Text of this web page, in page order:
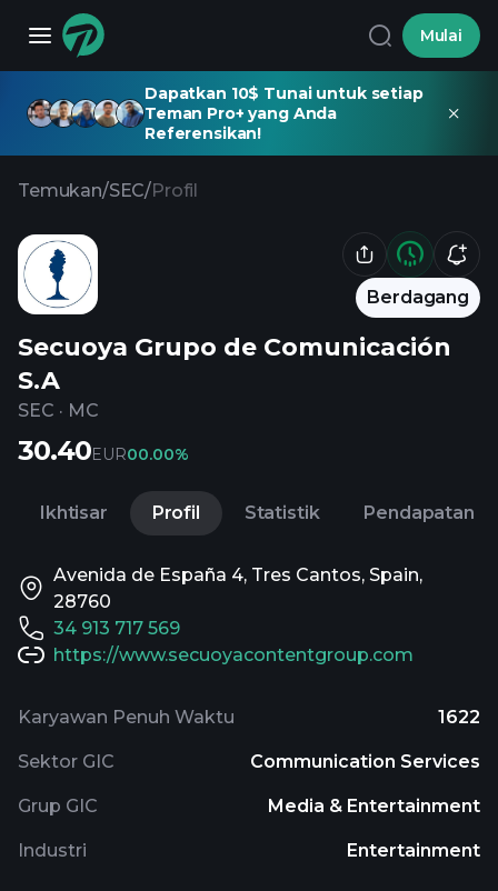
Mulai
Dapatkan 10$ Tunai untuk setiap
Teman Pro+ yang Anda
Referensikan!
Temukan/SEC/Profil
Berdagang
Secuoya Grupo de Comunicación
S.A
SEC · MC
30.40EUR00.00%
Ikhtisar Profil Statistik Pendapatan
Avenida de España 4, Tres Cantos, Spain,
28760
34 913 717 569
https://www.secuoyacontentgroup.com
Karyawan Penuh Waktu 1622
Sektor GIC Communication Services
Grup GIC Media & Entertainment
Industri Entertainment